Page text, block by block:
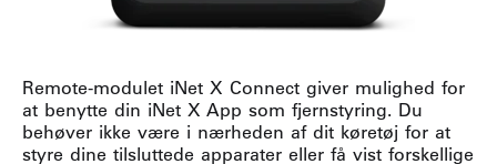
Remote-modulet iNet X Connect giver mulighed for
at benytte din iNet X App som fjernstyring. Du
behøver ikke være i nærheden af dit køretøj for at
styre dine tilsluttede apparater eller få vist forskellige